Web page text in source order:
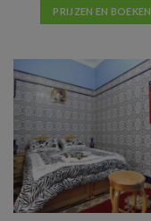
PRIJZEN EN BOEKEN